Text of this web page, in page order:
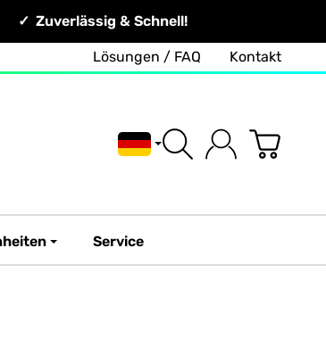
Zuverlässig & Schnell!
Lösungen / FAQ Kontakt
Deutsch
Service